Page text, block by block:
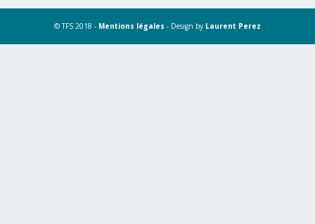
© TFS 2018 - Mentions légales - Design by Laurent Perez